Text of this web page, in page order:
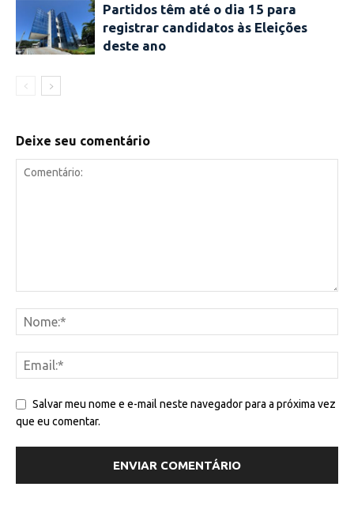
Partidos têm até o dia 15 para
registrar candidatos às Eleições
deste ano
Deixe seu comentário
Salvar meu nome e e-mail neste navegador para a próxima vez
que eu comentar.